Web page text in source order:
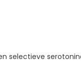
selectieve